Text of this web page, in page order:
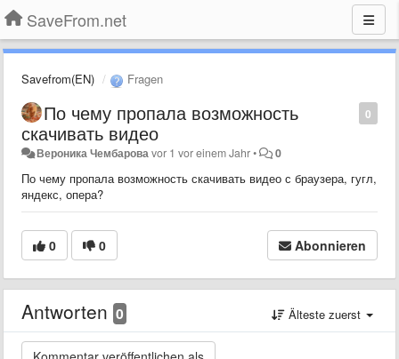
SaveFrom.net
Savefrom(EN) Fragen
0
По чему пропала возможность
скачивать видео
Вероника Чембарова vor 1 vor einem Jahr• 0
По чему пропала возможность скачивать видео с браузера, гугл,
яндекс, опера?
0 0 Abonnieren
Antworten 0 Älteste zuerst